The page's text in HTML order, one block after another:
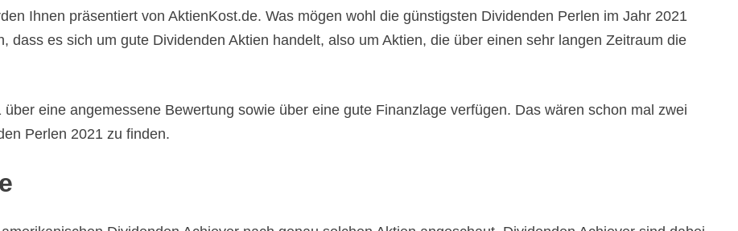
Ihnen präsentiert von AktienKost.de. Was mögen wohl die günstigsten Dividenden Perlen im Jahr 2021
dass es sich um gute Dividenden Aktien handelt, also um Aktien, die über einen sehr langen Zeitraum die
eine angemessene Bewertung sowie über eine gute Finanzlage verfügen. Das wären schon mal zwei
Perlen 2021 zu finden.